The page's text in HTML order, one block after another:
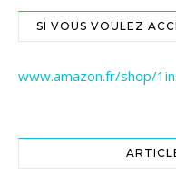
SI VOUS VOULEZ
www.amazon.fr/shop/